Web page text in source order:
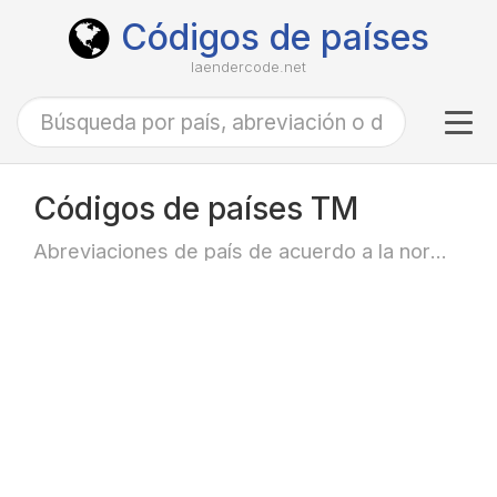
Códigos de países
laendercode.net
Códigos de países TM
Abreviaciones de país de acuerdo a la norma ISO-3166 alfa-2